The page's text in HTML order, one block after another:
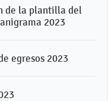
de la plantilla del
2023
egresos 2023